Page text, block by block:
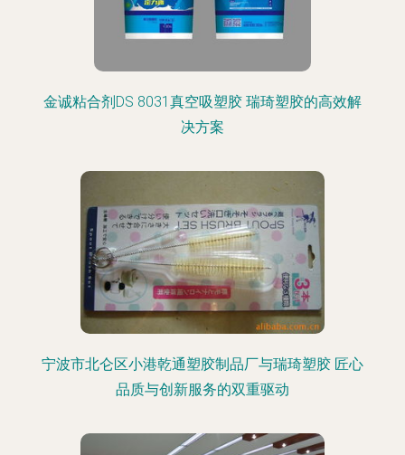
金诚粘合剂DS 8031真空吸塑胶 瑞琦塑胶的高效解
决方案
宁波市北仑区小港乾通塑胶制品厂与瑞琦塑胶 匠心
品质与创新服务的双重驱动